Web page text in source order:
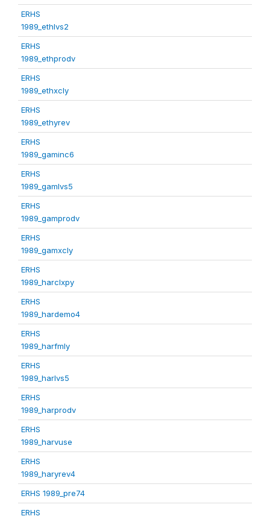
ERHS
1989_ethlvs2
ERHS
1989_ethprodv
ERHS
1989_ethxcly
ERHS
1989_ethyrev
ERHS
1989_gaminc6
ERHS
1989_gamlvs5
ERHS
1989_gamprodv
ERHS
1989_gamxcly
ERHS
1989_harclxpy
ERHS
1989_hardemo4
ERHS
1989_harfmly
ERHS
1989_harlvs5
ERHS
1989_harprodv
ERHS
1989_harvuse
ERHS
1989_haryrev4
ERHS 1989_pre74
ERHS